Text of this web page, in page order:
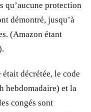
qu’aucune protection
démontré, jusqu’à
(Amazon étant
décrétée, le code
hebdomadaire) et la
congés sont